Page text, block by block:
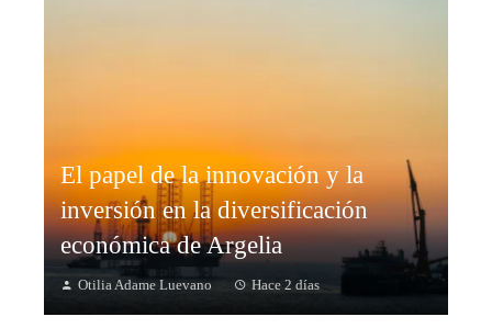
El papel de la innovación y la
inversión en la diversificación
económica de Argelia
Otilia Adame Luevano Hace 2 días